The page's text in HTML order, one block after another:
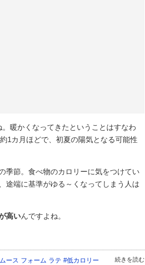
暖かくなってきたということはすなわ
1カ月ほどで、初夏の陽気となる可能性
季節。食べ物のカロリーに気をつけてい
途端に基準がゆる～くなってしまう人は
高いんですよね。
続きを読む
ース フォーム ラテ #低カロリー